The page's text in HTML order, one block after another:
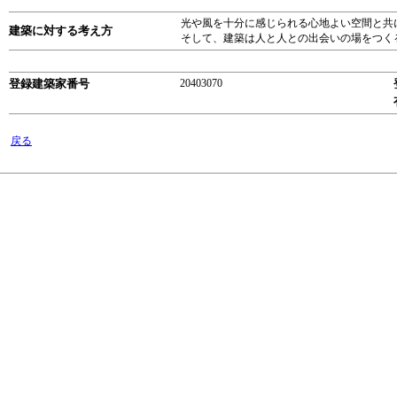
建築に対する考え方
光や風を十分に感じられる心地よい空間と
そして、建築は人と人との出会いの場をつ
登録建築家番号 20403070
戻る